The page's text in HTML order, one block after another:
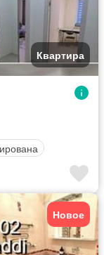
Квартира
Новое